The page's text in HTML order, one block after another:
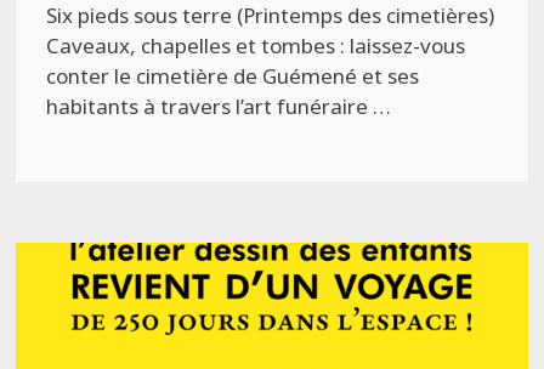
Six pieds sous terre (Printemps des cimetières)
Caveaux, chapelles et tombes : laissez-vous
conter le cimetière de Guémené et ses
habitants à travers l’art funéraire …